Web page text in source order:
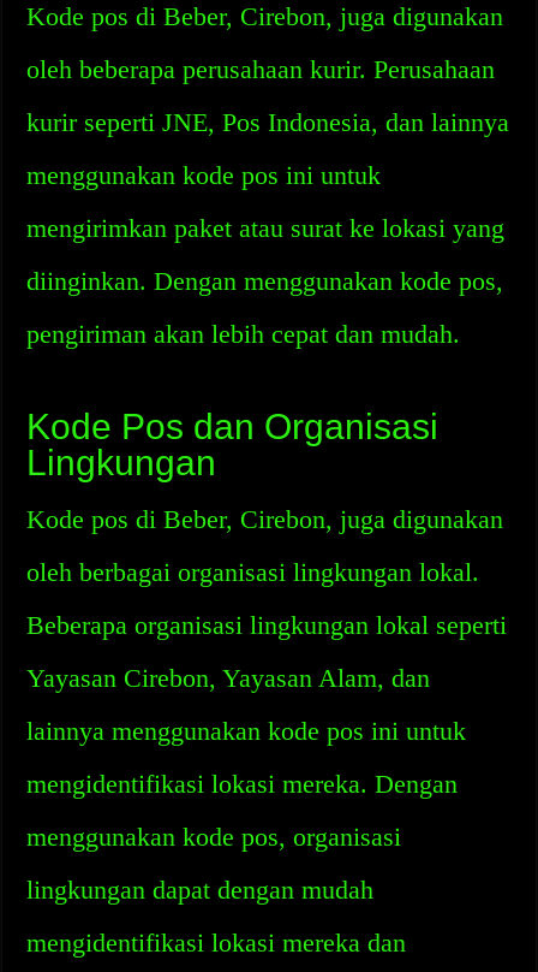
Kode pos di Beber, Cirebon, juga digunakan
oleh beberapa perusahaan kurir. Perusahaan
kurir seperti JNE, Pos Indonesia, dan lainnya
menggunakan kode pos ini untuk
mengirimkan paket atau surat ke lokasi yang
diinginkan. Dengan menggunakan kode pos,
pengiriman akan lebih cepat dan mudah.
Kode Pos dan Organisasi
Lingkungan
Kode pos di Beber, Cirebon, juga digunakan
oleh berbagai organisasi lingkungan lokal.
Beberapa organisasi lingkungan lokal seperti
Yayasan Cirebon, Yayasan Alam, dan
lainnya menggunakan kode pos ini untuk
mengidentifikasi lokasi mereka. Dengan
menggunakan kode pos, organisasi
lingkungan dapat dengan mudah
mengidentifikasi lokasi mereka dan